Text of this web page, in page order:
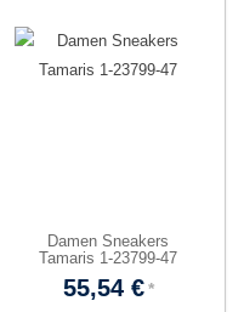
Damen Sneakers
Tamaris 1-23799-47
55,54 €